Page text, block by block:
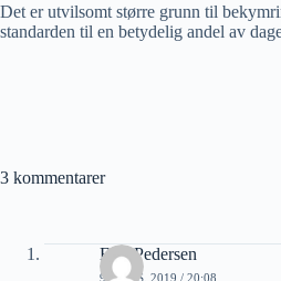
Det er utvilsomt større grunn til
standarden til en betydelig andel av
3 kommentarer
Erik Pedersen
9 MARS, 2019 / 20:08